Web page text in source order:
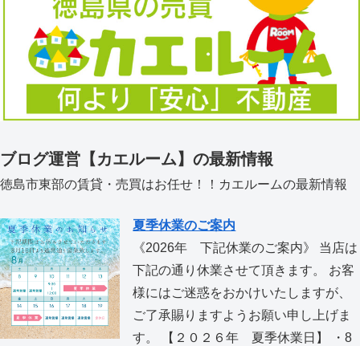
ブログ運営【カエルーム】の最新情報
徳島市東部の賃貸・売買はお任せ！！カエルームの最新情報
夏季休業のご案内
《2026年 下記休業のご案内》 当店は
下記の通り休業させて頂きます。 お客
様にはご迷惑をおかけいたしますが、
ご了承賜りますようお願い申し上げま
す。 【２０２６年 夏季休業日】 ・8